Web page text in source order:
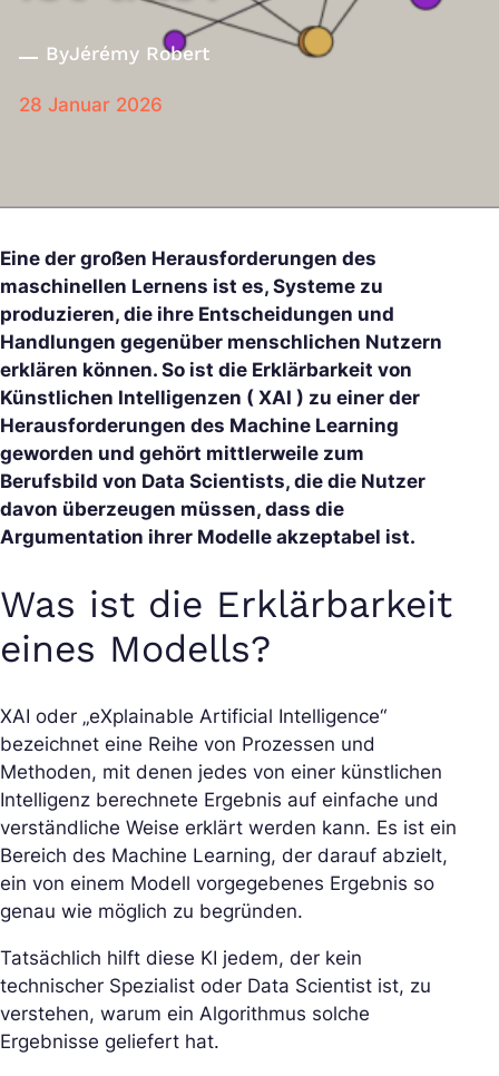
ByJérémy Robert
28 Januar 2026
Eine der großen Herausforderungen des
maschinellen Lernens ist es, Systeme zu
produzieren, die ihre Entscheidungen und
Handlungen gegenüber menschlichen Nutzern
erklären können. So ist die Erklärbarkeit von
Künstlichen Intelligenzen ( XAI ) zu einer der
Herausforderungen des Machine Learning
geworden und gehört mittlerweile zum
Berufsbild von Data Scientists, die die Nutzer
davon überzeugen müssen, dass die
Argumentation ihrer Modelle akzeptabel ist.
Was ist die Erklärbarkeit
eines Modells?
XAI oder „eXplainable Artificial Intelligence“
bezeichnet eine Reihe von Prozessen und
Methoden, mit denen jedes von einer künstlichen
Intelligenz berechnete Ergebnis auf einfache und
verständliche Weise erklärt werden kann. Es ist ein
Bereich des Machine Learning, der darauf abzielt,
ein von einem Modell vorgegebenes Ergebnis so
genau wie möglich zu begründen.
Tatsächlich hilft diese KI jedem, der kein
technischer Spezialist oder Data Scientist ist, zu
verstehen, warum ein Algorithmus solche
Ergebnisse geliefert hat.